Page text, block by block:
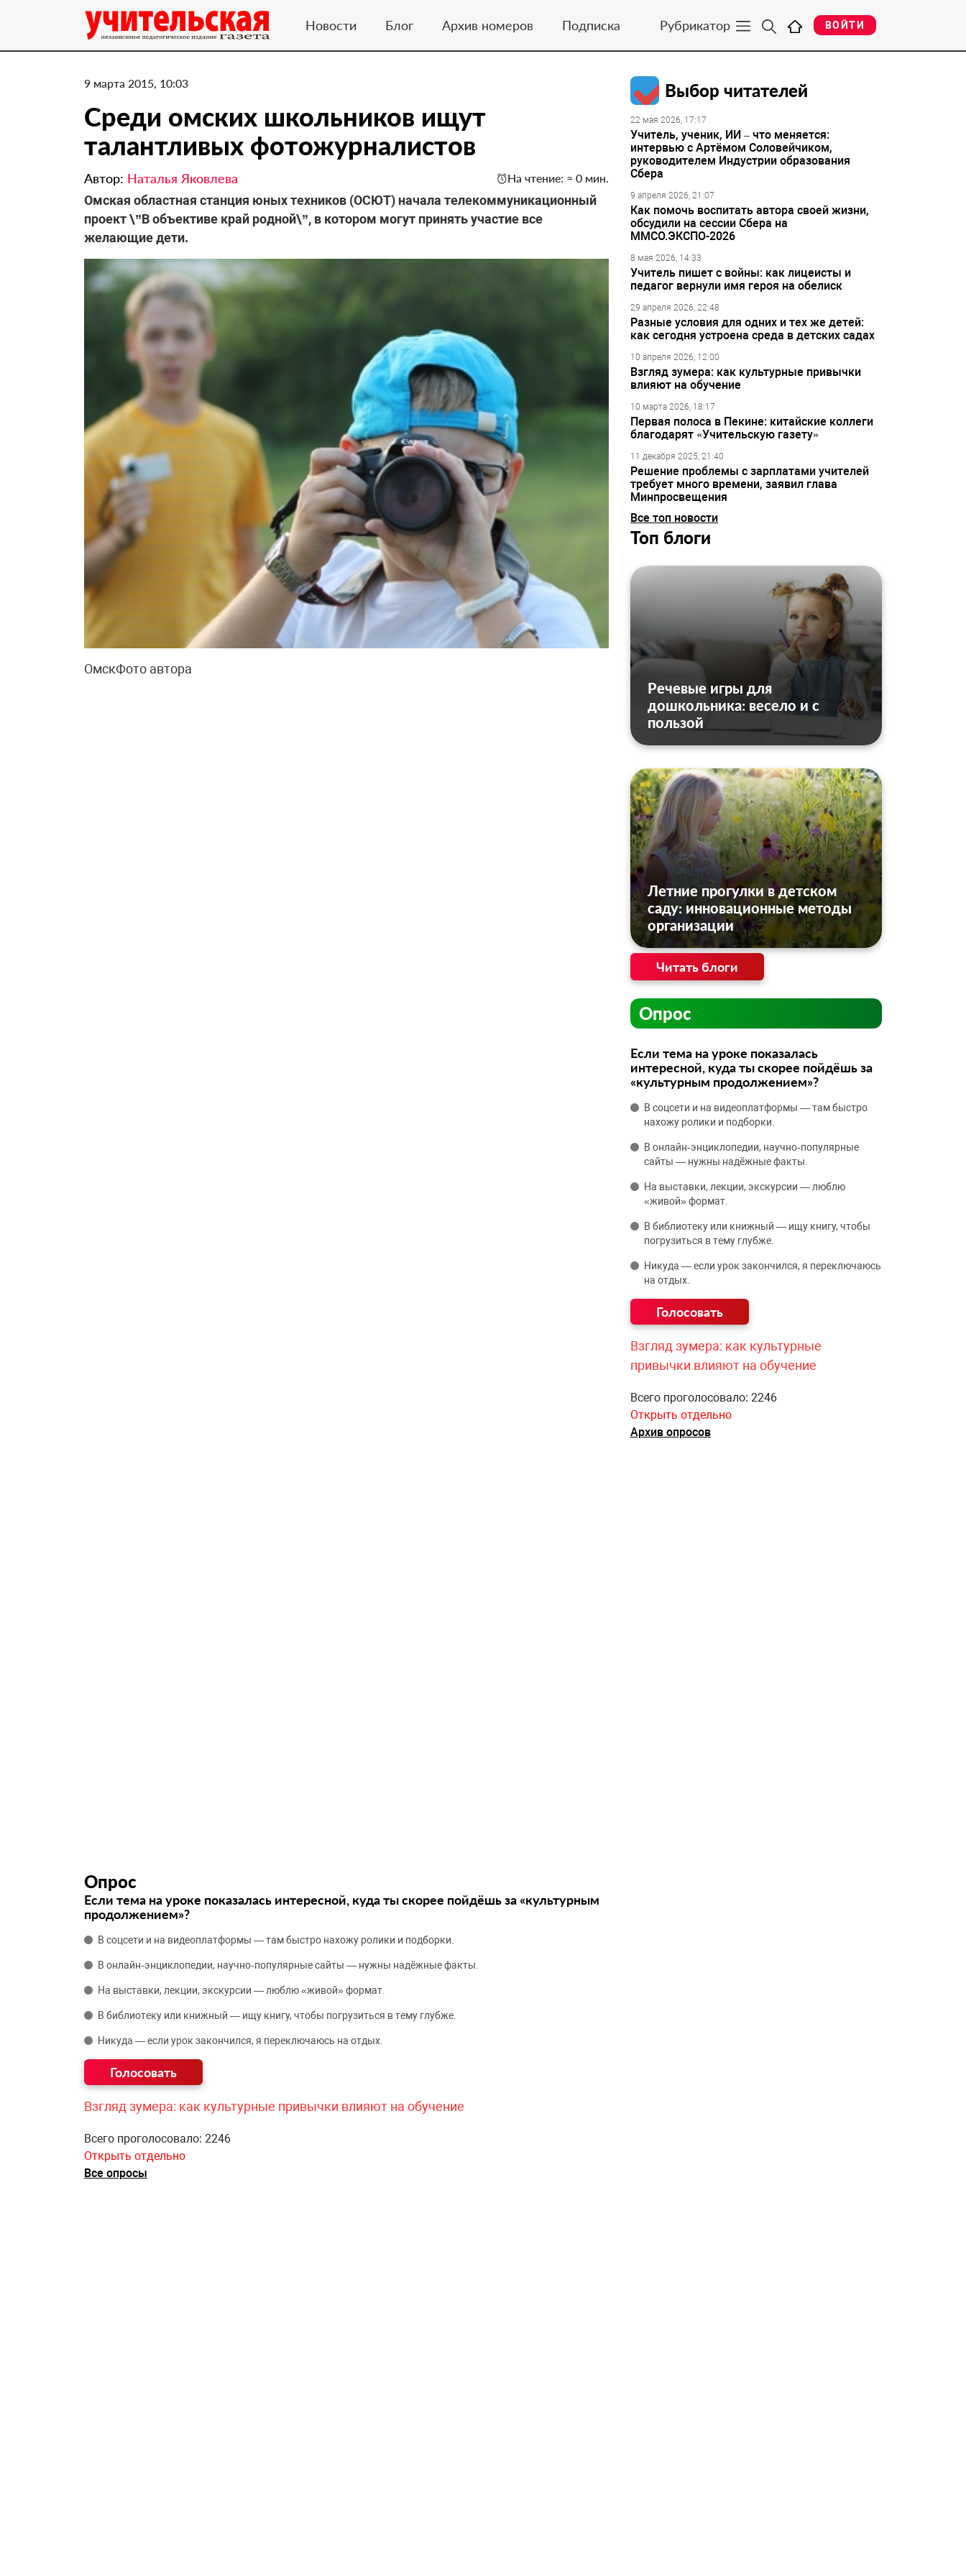
Новости Блог Архив номеров Подписка Рубрикатор ВОЙТИ
9 марта 2015, 10:03
Среди омских школьников ищут
талантливых фотожурналистов
Автор: Наталья Яковлева На чтение: ≈ 0 мин.
Омская областная станция юных техников (ОСЮТ) начала телекоммуникационный
проект \”В объективе край родной\”, в котором могут принять участие все
желающие дети.
ОмскФото автора
Опрос
Если тема на уроке показалась интересной, куда ты скорее пойдёшь за «культурным
продолжением»?
В соцсети и на видеоплатформы — там быстро нахожу ролики и подборки.
В онлайн‑энциклопедии, научно‑популярные сайты — нужны надёжные факты.
На выставки, лекции, экскурсии — люблю «живой» формат.
В библиотеку или книжный — ищу книгу, чтобы погрузиться в тему глубже.
Никуда — если урок закончился, я переключаюсь на отдых.
Взгляд зумера: как культурные привычки влияют на обучение
Всего проголосовало: 2246
Открыть отдельно
Все опросы
Выбор читателей
22 мая 2026, 17:17
Учитель, ученик, ИИ – что меняется:
интервью с Артёмом Соловейчиком,
руководителем Индустрии образования
Сбера
9 апреля 2026, 21:07
Как помочь воспитать автора своей жизни,
обсудили на сессии Сбера на
ММСО.ЭКСПО-2026
8 мая 2026, 14:33
Учитель пишет с войны: как лицеисты и
педагог вернули имя героя на обелиск
29 апреля 2026, 22:48
Разные условия для одних и тех же детей:
как сегодня устроена среда в детских садах
10 апреля 2026, 12:00
Взгляд зумера: как культурные привычки
влияют на обучение
10 марта 2026, 18:17
Первая полоса в Пекине: китайские коллеги
благодарят «Учительскую газету»
11 декабря 2025, 21:40
Решение проблемы с зарплатами учителей
требует много времени, заявил глава
Минпросвещения
Все топ новости
Топ блоги
Речевые игры для
дошкольника: весело и с
пользой
Летние прогулки в детском
саду: инновационные методы
организации
Читать блоги
Опрос
Если тема на уроке показалась
интересной, куда ты скорее пойдёшь за
«культурным продолжением»?
В соцсети и на видеоплатформы — там быстро
нахожу ролики и подборки.
В онлайн‑энциклопедии, научно‑популярные
сайты — нужны надёжные факты.
На выставки, лекции, экскурсии — люблю
«живой» формат.
В библиотеку или книжный — ищу книгу, чтобы
погрузиться в тему глубже.
Никуда — если урок закончился, я переключаюсь
на отдых.
Взгляд зумера: как культурные
привычки влияют на обучение
Всего проголосовало: 2246
Открыть отдельно
Архив опросов